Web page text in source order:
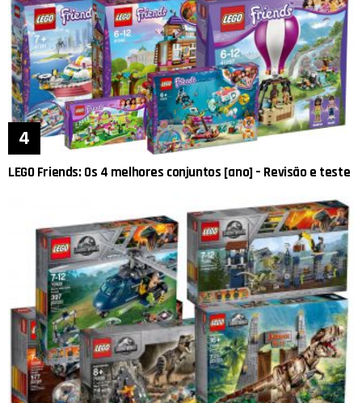
LEGO Friends: Os 4 melhores conjuntos [ano] – Revisão e teste